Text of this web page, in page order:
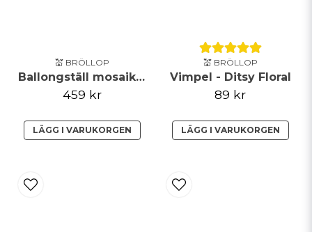
💒 BRÖLLOP
Ballongställ mosaik LOVE
459 kr
LÄGG I VARUKORGEN
💒 BRÖLLOP
Vimpel - Ditsy Floral
89 kr
LÄGG I VARUKORGEN